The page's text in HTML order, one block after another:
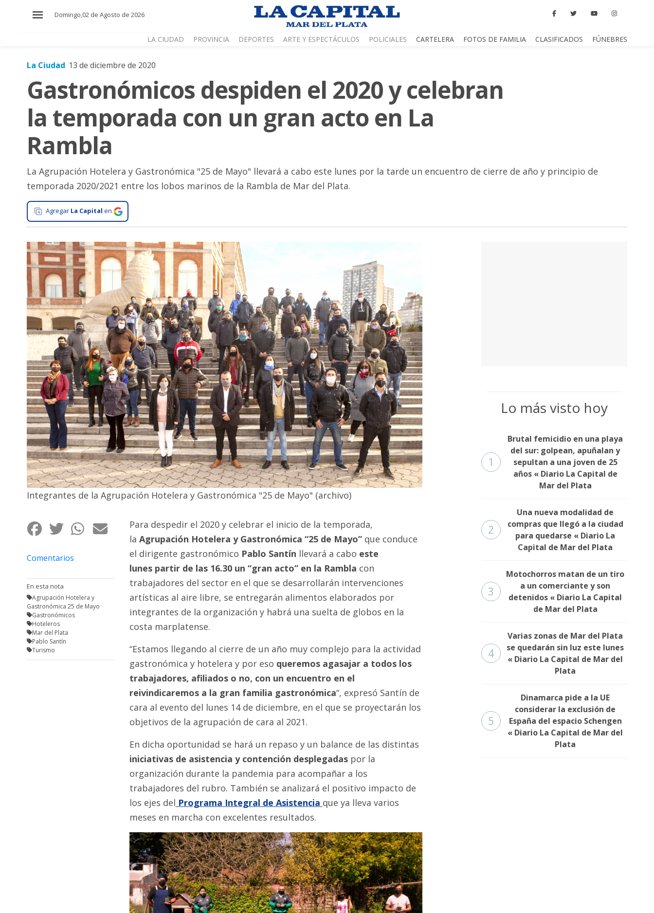
Domingo,02 de Agosto de 2026
LA CIUDAD PROVINCIA DEPORTES ARTE Y ESPECTÁCULOS POLICIALES CARTELERA FOTOS DE FAMILIA CLASIFICADOS FÚNEBRES
Mundo
Zona
Cultura
Tecnología
Gastronomía
General
Ciudad
Deportes
Arte
Espectáculos
Policiales
Cartelera
Fotos
Familia
Clasificados
Fúnebres
La Ciudad 13 de diciembre de 2020
Gastronómicos despiden el 2020 y celebran
la temporada con un gran acto en La
Rambla
La Agrupación Hotelera y Gastronómica "25 de Mayo" llevará a cabo este lunes por la tarde un encuentro de cierre de año y principio de
temporada 2020/2021 entre los lobos marinos de la Rambla de Mar del Plata.
Agregar La Capital en
Integrantes de la Agrupación Hotelera y Gastronómica "25 de Mayo" (archivo)
Comentarios
En esta nota
Agrupación Hotelera y
Gastronómica 25 de Mayo
Gastronómicos
Hoteleros
Mar del Plata
Pablo Santín
Turismo
Para despedir el 2020 y celebrar el inicio de la temporada,
la Agrupación Hotelera y Gastronómica “25 de Mayo” que conduce
el dirigente gastronómico Pablo Santín llevará a cabo este
lunes partir de las 16.30 un “gran acto” en la Rambla con
trabajadores del sector en el que se desarrollarán intervenciones
artísticas al aire libre, se entregarán alimentos elaborados por
integrantes de la organización y habrá una suelta de globos en la
costa marplatense.
“Estamos llegando al cierre de un año muy complejo para la actividad
gastronómica y hotelera y por eso queremos agasajar a todos los
trabajadores, afiliados o no, con un encuentro en el
reivindicaremos a la gran familia gastronómica“, expresó Santín de
cara al evento del lunes 14 de diciembre, en el que se proyectarán los
objetivos de la agrupación de cara al 2021.
En dicha oportunidad se hará un repaso y un balance de las distintas
iniciativas de asistencia y contención desplegadaspor la
organización durante la pandemia para acompañar a los
trabajadores del rubro. También se analizará el positivo impacto de
los ejes del Programa Integral de Asistencia que ya lleva varios
meses en marcha con excelentes resultados.
Lo más visto hoy
1
Brutal femicidio en una playa
del sur: golpean, apuñalan y
sepultan a una joven de 25
años « Diario La Capital de
Mar del Plata
2
Una nueva modalidad de
compras que llegó a la ciudad
para quedarse « Diario La
Capital de Mar del Plata
3
Motochorros matan de un tiro
a un comerciante y son
detenidos « Diario La Capital
de Mar del Plata
4
Varias zonas de Mar del Plata
se quedarán sin luz este lunes
« Diario La Capital de Mar del
Plata
5
Dinamarca pide a la UE
considerar la exclusión de
España del espacio Schengen
« Diario La Capital de Mar del
Plata